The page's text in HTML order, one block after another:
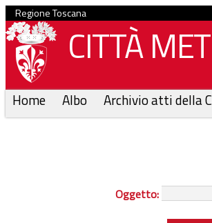
Regione Toscana
CITTÀ
Home Albo Archivio atti della
Oggetto: